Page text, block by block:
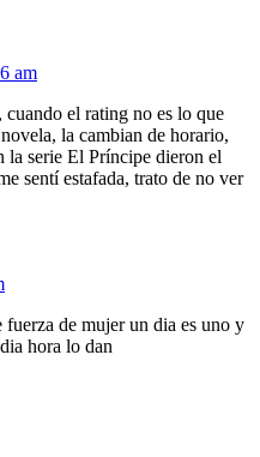
am
el rating no es lo que
la cambian de horario,
la serie El Príncipe dieron el
sentí estafada, trato de no ver
de mujer un dia es uno y
hora lo dan